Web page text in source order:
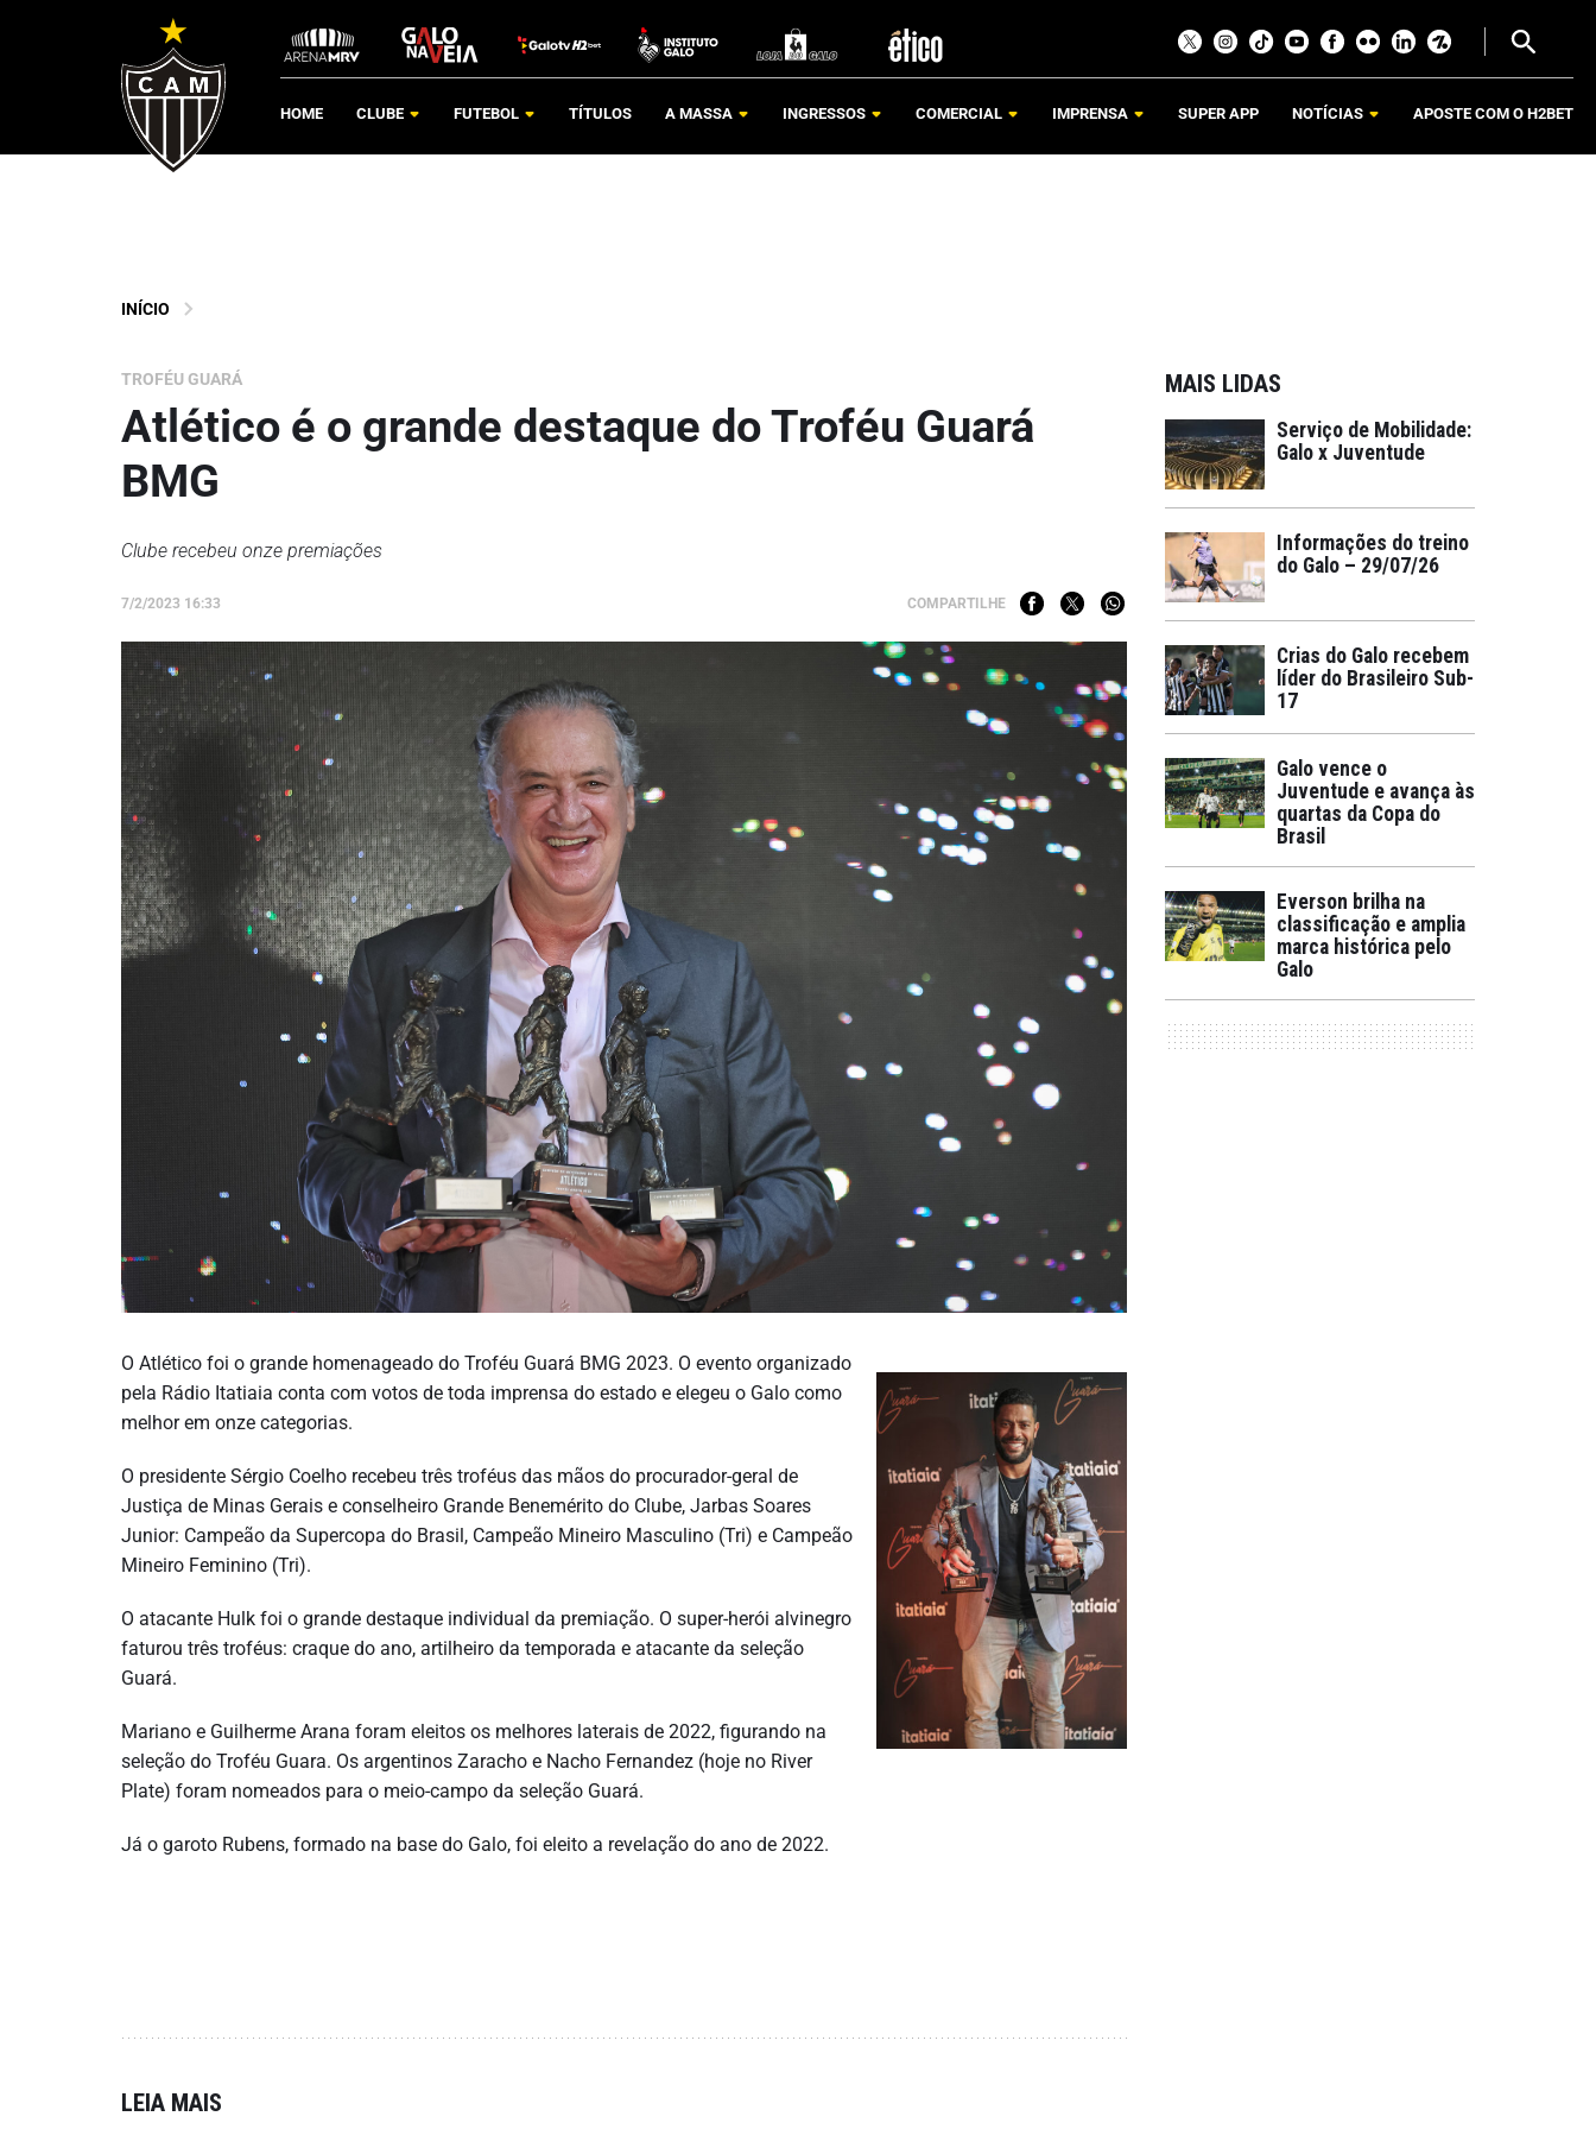
HOME CLUBE FUTEBOL TÍTULOS A MASSA INGRESSOS COMERCIAL IMPRENSA SUPER APP NOTÍCIAS APOSTE COM O H2BET
INÍCIO
TROFÉU GUARÁ
Atlético é o grande destaque do Troféu Guará
BMG
Clube recebeu onze premiações
7/2/2023 16:33 COMPARTILHE
O Atlético foi o grande homenageado do Troféu Guará BMG 2023. O evento organizado
pela Rádio Itatiaia conta com votos de toda imprensa do estado e elegeu o Galo como
melhor em onze categorias.
O presidente Sérgio Coelho recebeu três troféus das mãos do procurador-geral de
Justiça de Minas Gerais e conselheiro Grande Benemérito do Clube, Jarbas Soares
Junior: Campeão da Supercopa do Brasil, Campeão Mineiro Masculino (Tri) e Campeão
Mineiro Feminino (Tri).
O atacante Hulk foi o grande destaque individual da premiação. O super-herói alvinegro
faturou três troféus: craque do ano, artilheiro da temporada e atacante da seleção
Guará.
Mariano e Guilherme Arana foram eleitos os melhores laterais de 2022, figurando na
seleção do Troféu Guara. Os argentinos Zaracho e Nacho Fernandez (hoje no River
Plate) foram nomeados para o meio-campo da seleção Guará.
Já o garoto Rubens, formado na base do Galo, foi eleito a revelação do ano de 2022.
LEIA MAIS
MAIS LIDAS
Serviço de Mobilidade:
Galo x Juventude
Informações do treino
do Galo – 29/07/26
Crias do Galo recebem
líder do Brasileiro Sub-
17
Galo vence o
Juventude e avança às
quartas da Copa do
Brasil
Everson brilha na
classificação e amplia
marca histórica pelo
Galo